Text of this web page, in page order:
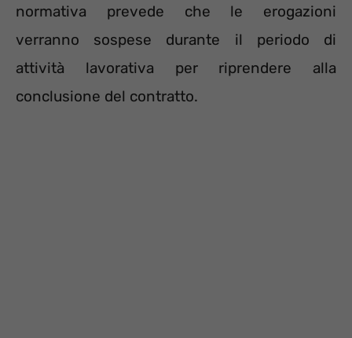
normativa prevede che le erogazioni
verranno sospese durante il periodo di
attività lavorativa per riprendere alla
conclusione del contratto.